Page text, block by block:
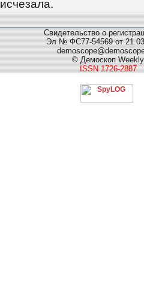
исчезала.
Свидетельство о
Эл № ФС77-54569 от
© Демоскоп Weekly
ISSN 1726-2887